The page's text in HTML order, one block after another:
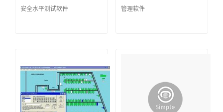
安全水平测试软件 管理软件